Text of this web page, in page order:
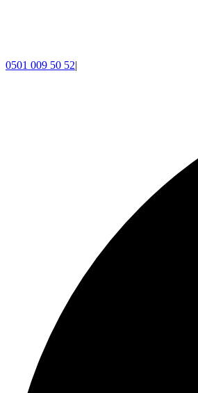
0501 009 50 52|